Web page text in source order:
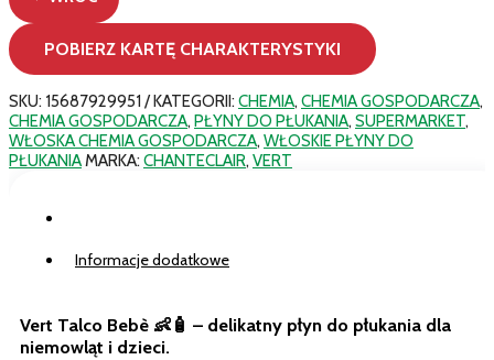
–
Delikatny
Płyn
do
Płukania
dla
Dzieci
(900
POBIERZ KARTĘ CHARAKTERYSTYKI
SKU: 15687929951 KATEGORII: CHEMIA, CHEMIA GOSPODARCZA,
CHEMIA GOSPODARCZA, PŁYNY DO PŁUKANIA, SUPERMARKET,
WŁOSKA CHEMIA GOSPODARCZA, WŁOSKIE PŁYNY DO
PŁUKANIAMARKA:CHANTECLAIR,VERT
Informacje dodatkowe
Vert Talco Bebè 👶🧴 – delikatny płyn do płukania dla
niemowląt i dzieci.